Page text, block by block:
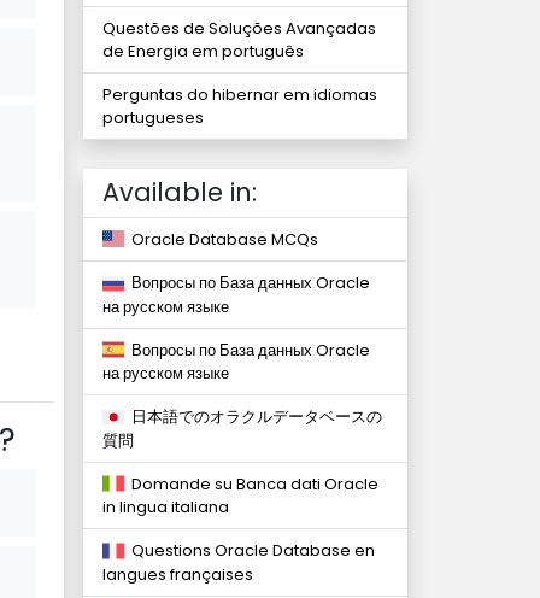
Questões de Soluções Avançadas
de Energia em português
Perguntas do hibernar em idiomas
portugueses
Available in:
Oracle Database MCQs
Вопросы по База данных Oracle
на русском языке
Вопросы по База данных Oracle
на русском языке
日本語でのオラクルデータベースの
質問
Domande su Banca dati Oracle
in lingua italiana
Questions Oracle Database en
langues françaises